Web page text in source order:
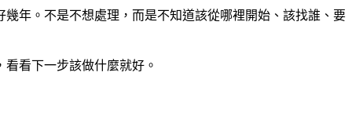
年。不是不想處理，而是不知道該從哪裡開始、該找誰、要
看下一步該做什麼就好。